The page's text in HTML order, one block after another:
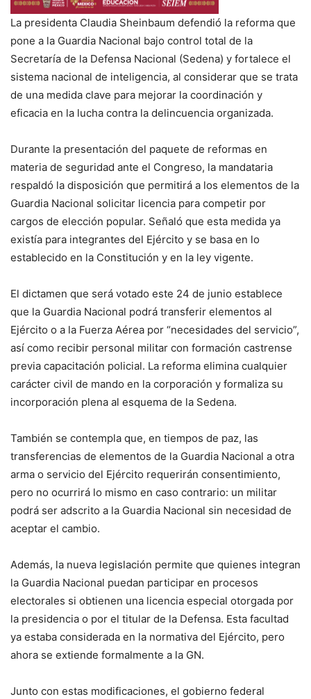
La presidenta Claudia Sheinbaum defendió la reforma que
pone a la Guardia Nacional bajo control total de la
Secretaría de la Defensa Nacional (Sedena) y fortalece el
sistema nacional de inteligencia, al considerar que se trata
de una medida clave para mejorar la coordinación y
eficacia en la lucha contra la delincuencia organizada.
Durante la presentación del paquete de reformas en
materia de seguridad ante el Congreso, la mandataria
respaldó la disposición que permitirá a los elementos de la
Guardia Nacional solicitar licencia para competir por
cargos de elección popular. Señaló que esta medida ya
existía para integrantes del Ejército y se basa en lo
establecido en la Constitución y en la ley vigente.
El dictamen que será votado este 24 de junio establece
que la Guardia Nacional podrá transferir elementos al
Ejército o a la Fuerza Aérea por “necesidades del servicio”,
así como recibir personal militar con formación castrense
previa capacitación policial. La reforma elimina cualquier
carácter civil de mando en la corporación y formaliza su
incorporación plena al esquema de la Sedena.
También se contempla que, en tiempos de paz, las
transferencias de elementos de la Guardia Nacional a otra
arma o servicio del Ejército requerirán consentimiento,
pero no ocurrirá lo mismo en caso contrario: un militar
podrá ser adscrito a la Guardia Nacional sin necesidad de
aceptar el cambio.
Además, la nueva legislación permite que quienes integran
la Guardia Nacional puedan participar en procesos
electorales si obtienen una licencia especial otorgada por
la presidencia o por el titular de la Defensa. Esta facultad
ya estaba considerada en la normativa del Ejército, pero
ahora se extiende formalmente a la GN.
Junto con estas modificaciones, el gobierno federal